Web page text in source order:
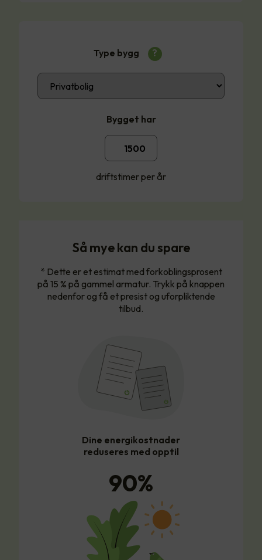
Type bygg ?
Bygget har
driftstimer per år
Så mye kan du spare
* Dette er et estimat med forkoblingsprosent
på 15 % på gammel armatur. Trykk på knappen
nedenfor og få et presist og uforpliktende
tilbud.
Dine energikostnader
reduseres med opptil
90%